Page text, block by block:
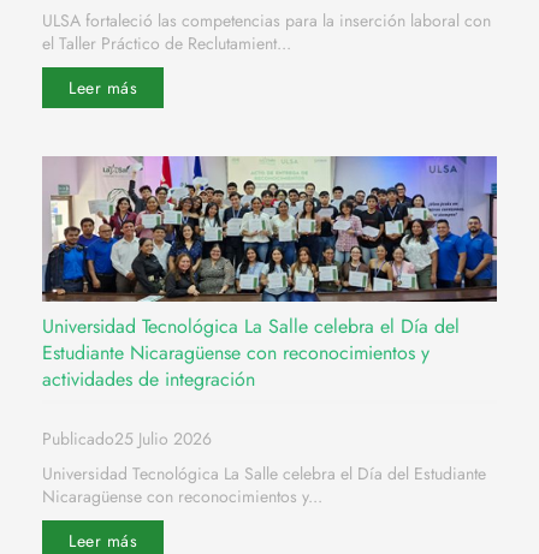
ULSA fortaleció las competencias para la inserción laboral con
el Taller Práctico de Reclutamient...
Leer más
Universidad Tecnológica La Salle celebra el Día del
Estudiante Nicaragüense con reconocimientos y
actividades de integración
Publicado25 Julio 2026
Universidad Tecnológica La Salle celebra el Día del Estudiante
Nicaragüense con reconocimientos y...
Leer más